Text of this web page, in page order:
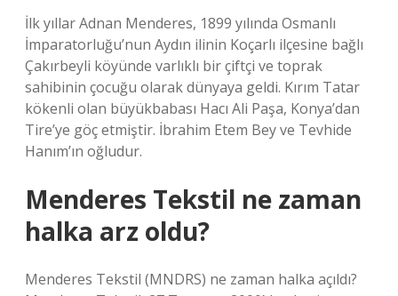
İlk yıllar Adnan Menderes, 1899 yılında Osmanlı
İmparatorluğu’nun Aydın ilinin Koçarlı ilçesine bağlı
Çakırbeyli köyünde varlıklı bir çiftçi ve toprak
sahibinin çocuğu olarak dünyaya geldi. Kırım Tatar
kökenli olan büyükbabası Hacı Ali Paşa, Konya’dan
Tire’ye göç etmiştir. İbrahim Etem Bey ve Tevhide
Hanım’ın oğludur.
Menderes Tekstil ne zaman
halka arz oldu?
Menderes Tekstil (MNDRS) ne zaman halka açıldı?